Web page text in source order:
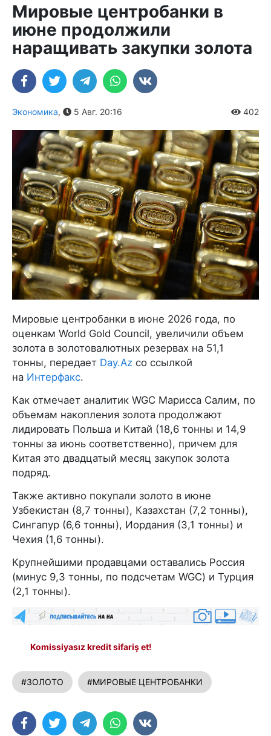
Мировые центробанки в
июне продолжили
наращивать закупки золота
Экономика, 5 Авг. 20:16 402
Мировые центробанки в июне 2026 года, по
оценкам World Gold Council, увеличили объем
золота в золотовалютных резервах на 51,1
тонны, передает Day.Az со ссылкой
на Интерфакс.
Как отмечает аналитик WGC Марисса Салим, по
объемам накопления золота продолжают
лидировать Польша и Китай (18,6 тонны и 14,9
тонны за июнь соответственно), причем для
Китая это двадцатый месяц закупок золота
подряд.
Также активно покупали золото в июне
Узбекистан (8,7 тонны), Казахстан (7,2 тонны),
Сингапур (6,6 тонны), Иордания (3,1 тонны) и
Чехия (1,6 тонны).
Крупнейшими продавцами оставались Россия
(минус 9,3 тонны, по подсчетам WGC) и Турция
(2,1 тонны).
Komissiyasız kredit sifariş et!
#ЗОЛОТО #МИРОВЫЕ ЦЕНТРОБАНКИ